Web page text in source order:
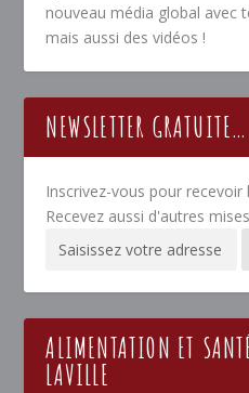
nouveau média global avec
mais aussi des vidéos !
NEWSLETTER GRATUITE…
Inscrivez-vous pour recevoir
Recevez aussi d'autres
ALIMENTATION ET
LAVILLE